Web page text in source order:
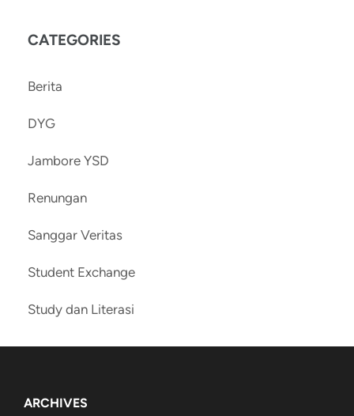
CATEGORIES
Berita
DYG
Jambore YSD
Renungan
Sanggar Veritas
Student Exchange
Study dan Literasi
ARCHIVES